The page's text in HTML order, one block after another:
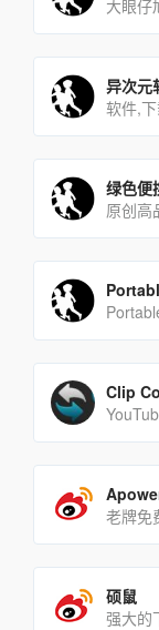
异次元
绿色便
原创高
Clip
老牌免
硕鼠
强大的